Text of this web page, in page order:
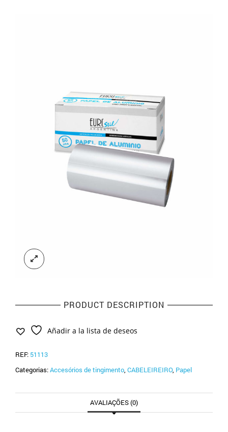
PRODUCT DESCRIPTION
Añadir a la lista de deseos
REF: 51113
Categorias:Accesórios de tingimento, CABELEIREIRO, Papel
AVALIAÇÕES (0)